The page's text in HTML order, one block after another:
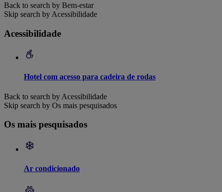
Back to search by Bem-estar
Skip search by Acessibilidade
Acessibilidade
Hotel com acesso para cadeira de rodas
Back to search by Acessibilidade
Skip search by Os mais pesquisados
Os mais pesquisados
Ar condicionado